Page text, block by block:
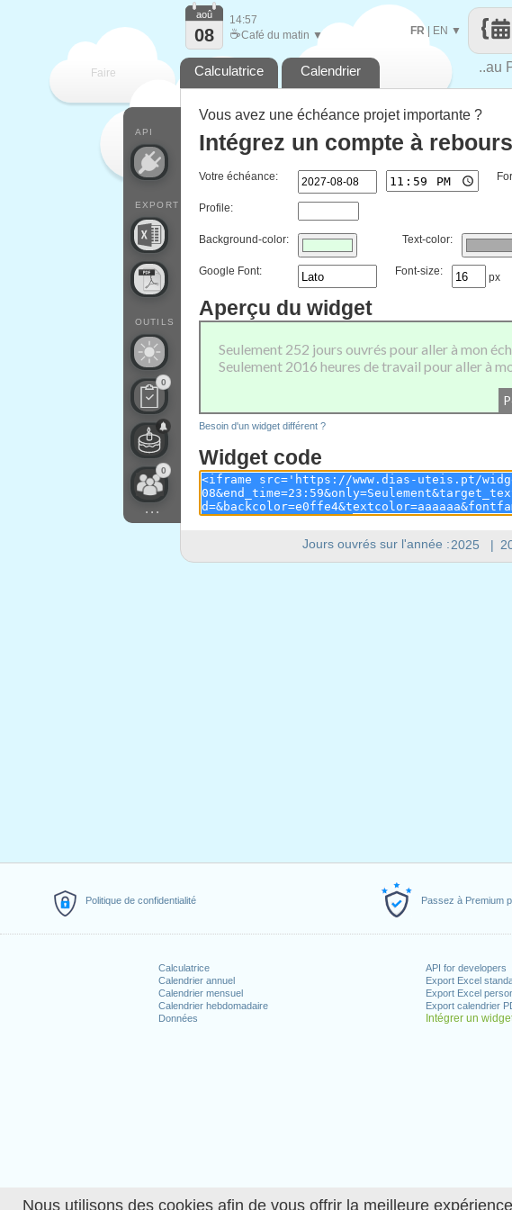
Nous utilisons des cookies afin de vous offrir la meilleure
Politique de confidentialité Passez à Premium
Calculatrice
Calendrier annuel
Calendrier mensuel
Calendrier hebdomadaire
Données
API for developers
Export Excel
Export Excel
Export calendrier
Intégrer un
Faire
que
..au
FR| EN ▼
API
EXPORT
OUTILS
0
0
...
aoû
08
14:57
☕Café du matin ▼
Calculatrice Calendrier
Jours ouvrés sur l'année :2025 |
Vous avez une échéance projet importante ?
Intégrez un compte à
Votre échéance:
Profile:
Background-color: Text-color:
Google Font: Font-size: px
Aperçu du widget
Besoin d'un widget différent ?
Widget code